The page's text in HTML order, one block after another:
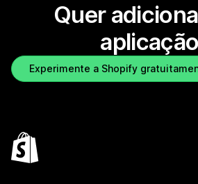
Quer
Experimente a Shopify